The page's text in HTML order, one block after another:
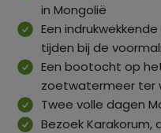
in Mongolië
Een
tijden bij de
Een bootocht op
zoetwatermeer ter
Twee volle dagen
Bezoek